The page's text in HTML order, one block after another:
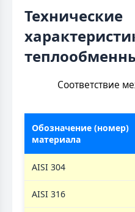
Технические
Соответствие
Обозначение (номер)
материала
AISI 304
AISI 316